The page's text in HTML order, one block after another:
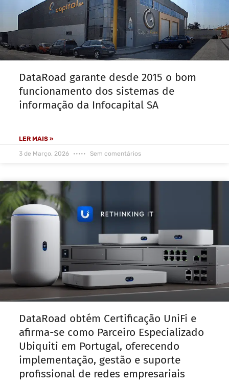
DataRoad garante desde 2015 o bom
funcionamento dos sistemas de
informação da Infocapital SA
LER MAIS »
3 de Março, 2026 Sem comentários
DataRoad obtém Certificação UniFi e
afirma-se como Parceiro Especializado
Ubiquiti em Portugal, oferecendo
implementação, gestão e suporte
profissional de redes empresariais